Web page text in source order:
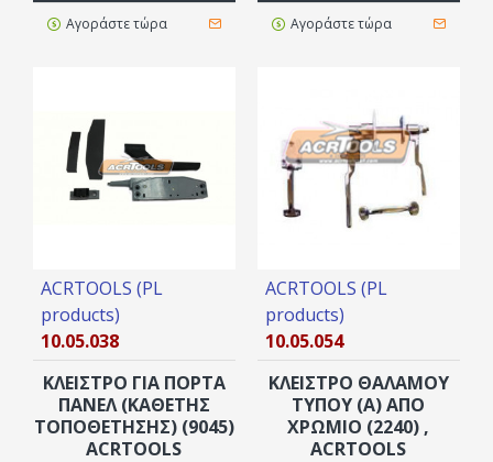
Αγοράστε τώρα Αγοράστε τώρα
ACRTOOLS (PL
products)
10.05.038
ΚΛΕΙΣΤΡΟ ΓΙΑ ΠΟΡΤΑ
ΠΑΝΕΛ (ΚΑΘΕΤΗΣ
ΤΟΠΟΘΕΤΗΣΗΣ) (9045)
ACRTOOLS
ACRTOOLS (PL
products)
10.05.054
ΚΛΕΙΣΤΡΟ ΘΑΛΑΜΟΥ
ΤΥΠΟΥ (Α) ΑΠΟ
ΧΡΩΜΙΟ (2240) ,
ACRTOOLS